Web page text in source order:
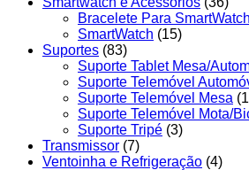
Bracelete Para SmartWatch
SmartWatch (15)
Suportes (83)
Suporte Tablet Mesa/
Suporte Telemóvel
Suporte Telemóvel Mesa
Suporte Telemóvel Mota/
Suporte Tripé (3)
Transmissor (7)
Ventoinha e Refrigeração (4)